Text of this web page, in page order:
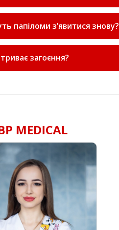
папіломи з’явитися знову?
загоєння?
MEDICAL